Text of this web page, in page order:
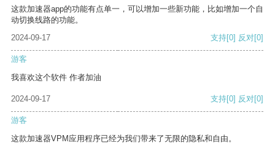
这款加速器app的功能有点单一，可以增加一些新功能，比如增加一个自
动切换线路的功能。
2024-09-17
支持[0] 反对[0]
游客
我喜欢这个软件 作者加油
2024-09-17 支持[0] 反对[0]
游客
这款加速器VPM应用程序已经为我们带来了无限的隐私和自由。